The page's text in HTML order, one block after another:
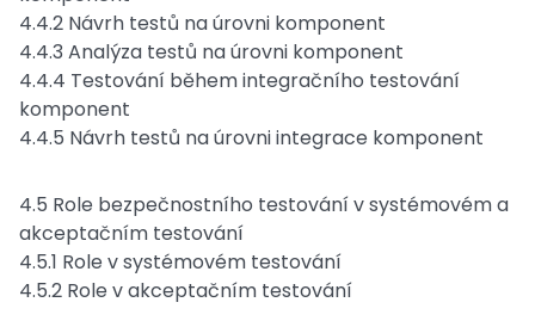
4.4.2 Návrh testů na úrovni komponent
4.4.3 Analýza testů na úrovni komponent
4.4.4 Testování během integračního testování
komponent
4.4.5 Návrh testů na úrovni integrace komponent
4.5 Role bezpečnostního testování v systémovém a
akceptačním testování
4.5.1 Role v systémovém testování
4.5.2 Role v akceptačním testování